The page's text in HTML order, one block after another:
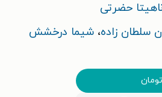
حضرتی
سلطان زاده، شیما درخشش
تومان